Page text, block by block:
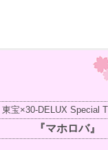
東宝×30-DELUX Special
『マホロバ』